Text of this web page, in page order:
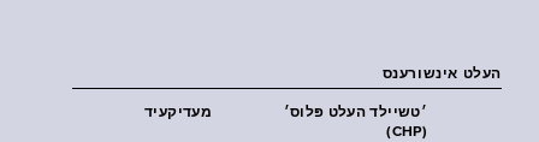
העלט אינשורענס
מעדיקעיד
׳טשיילד העלט פּלוס׳
(CHP)